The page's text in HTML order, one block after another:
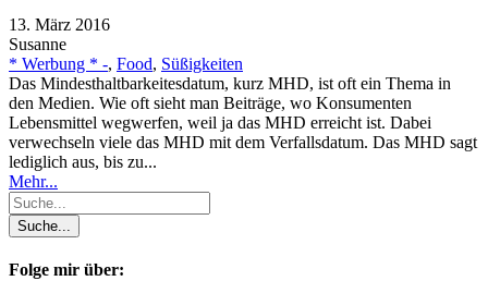
13. März 2016
Susanne
* Werbung * -, Food, Süßigkeiten
Das Mindesthaltbarkeitesdatum, kurz MHD, ist oft ein Thema in
den Medien. Wie oft sieht man Beiträge, wo Konsumenten
Lebensmittel wegwerfen, weil ja das MHD erreicht ist. Dabei
verwechseln viele das MHD mit dem Verfallsdatum. Das MHD sagt
lediglich aus, bis zu...
Mehr...
Folge mir über: